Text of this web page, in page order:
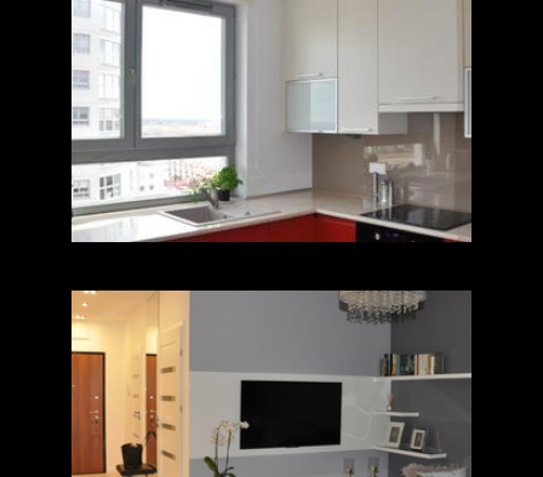
Czerwona kuchnia
Nowoczesna elegancja